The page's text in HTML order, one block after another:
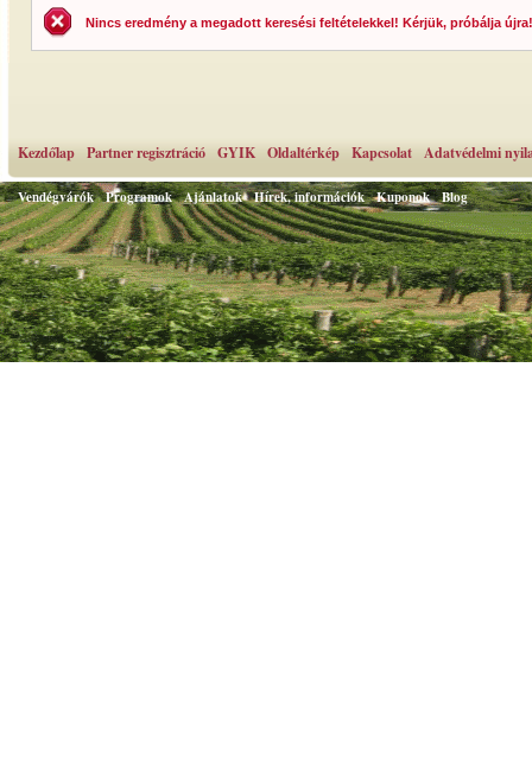
Nincs eredmény a megadott keresési feltételekkel! Kérjük, próbálja újra!
Kezdőlap Partner regisztráció GYIK Oldaltérkép Kapcsolat Adatvédelmi
Vendégvárók Programok Ajánlatok Hírek, információk Kuponok Blog